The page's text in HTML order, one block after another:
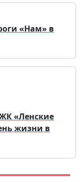
«Нам» в
«Ленские
жизни в